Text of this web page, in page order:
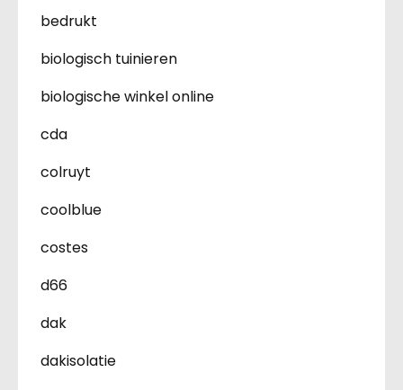
bedrukt
biologisch tuinieren
biologische winkel online
cda
colruyt
coolblue
costes
d66
dak
dakisolatie